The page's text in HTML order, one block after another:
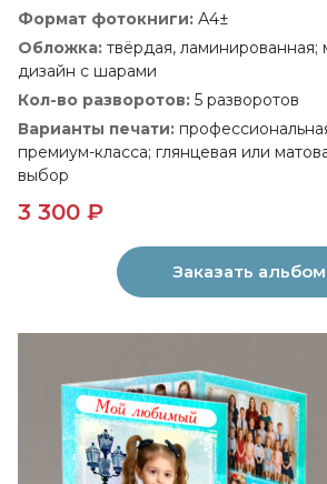
Формат фотокниги: А4±
Обложка: твёрдая,
дизайн с шарами
Кол-во разворотов: 5 разворотов
Варианты печати:
премиум-класса; глянцевая или
выбор
3 300 ₽
Заказать альбом